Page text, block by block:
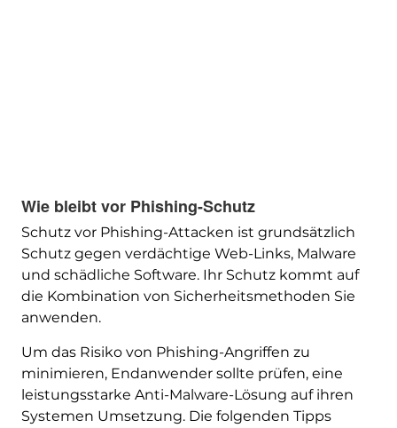
Wie bleibt vor Phishing-Schutz
Schutz vor Phishing-Attacken ist grundsätzlich
Schutz gegen verdächtige Web-Links, Malware
und schädliche Software. Ihr Schutz kommt auf
die Kombination von Sicherheitsmethoden Sie
anwenden.
Um das Risiko von Phishing-Angriffen zu
minimieren, Endanwender sollte prüfen, eine
leistungsstarke Anti-Malware-Lösung auf ihren
Systemen Umsetzung. Die folgenden Tipps